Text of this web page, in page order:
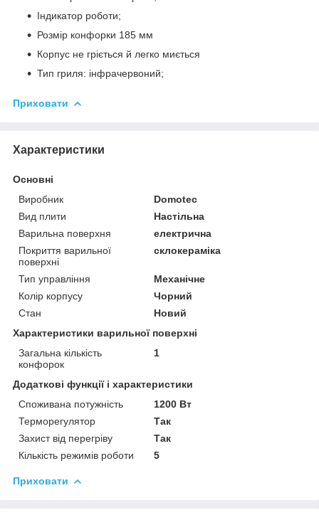
Індикатор роботи;
Розмір конфорки 185 мм
Корпус не гріється й легко миється
Тип гриля: інфрачервоний;
Приховати
Характеристики
Основні
Виробник
Domotec
Вид плити
Настільна
Варильна поверхня
електрична
Покриття варильної
поверхні
склокераміка
Тип управління
Механічне
Колір корпусу
Чорний
Стан
Новий
Характеристики варильної поверхні
Загальна кількість
конфорок
1
Додаткові функції і характеристики
Споживана потужність
1200 Вт
Терморегулятор
Так
Захист від перегріву
Так
Кількість режимів роботи
5
Приховати